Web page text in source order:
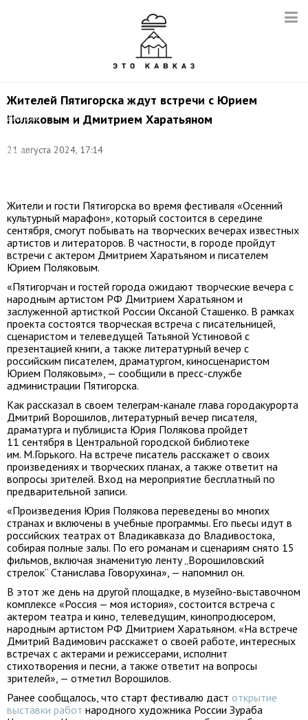
Жителей Пятигорска ждут встречи с Юрием
Поляковым и Дмитрием Харатьяном
21 августа 2024, 17:14
Дмитрий
Артем
Жители и гости Пятигорска во время фестиваля «Осенний
культурный марафон», который состоится в середине
сентября, смогут побывать на творческих вечерах известных
артистов и литераторов. В частности, в городе пройдут
встречи с актером Дмитрием Харатьяном и писателем
Юрием Поляковым.
«Пятигорчан и гостей города ожидают творческие вечера с
народным артистом РФ Дмитрием Харатьяном и
заслуженной артисткой России Оксаной Сташенко. В рамках
проекта состоятся творческая встреча с писательницей,
сценаристом и телеведущей Татьяной Устиновой с
презентацией книги, а также литературный вечер с
российским писателем, драматургом, киносценаристом
Юрием Поляковым», — сообщили в пресс-службе
администрации Пятигорска.
Как рассказал в своем телеграм-канале глава городакурорта
Дмитрий Ворошилов, литературный вечер писателя,
драматурга и публициста Юрия Полякова пройдет
11 сентября в Центральной городской библиотеке
им. М.Горького. На встрече писатель расскажет о своих
произведениях и творческих планах, а также ответит на
вопросы зрителей. Вход на мероприятие бесплатный по
предварительной записи.
«Произведения Юрия Полякова переведены во многих
странах и включены в учебные программы. Его пьесы идут в
российских театрах от Владикавказа до Владивостока,
собирая полные залы. По его романам и сценариям снято 15
фильмов, включая знаменитую ленту „Ворошиловский
стрелок“ Станислава Говорухина», — напомнил он.
В этот же день на другой площадке, в музейно-выставочном
комплексе «Россия — моя история», состоится встреча с
актером театра и кино, телеведущим, кинопродюсером,
народным артистом РФ Дмитрием Харатьяном. «На встрече
Дмитрий Вадимович расскажет о своей работе, интересных
встречах с актерами и режиссерами, исполнит
стихотворения и песни, а также ответит на вопросы
зрителей», — отметил Ворошилов.
Ранее сообщалось, что старт фестивалю даст открытие
выставки работ народного художника России Зураба